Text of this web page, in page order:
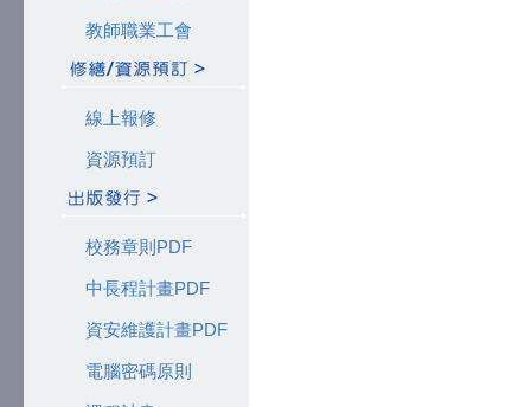
教師職業工會
線上報修
資源預訂
校務章則PDF
中長程計畫PDF
資安維護計畫PDF
電腦密碼原則